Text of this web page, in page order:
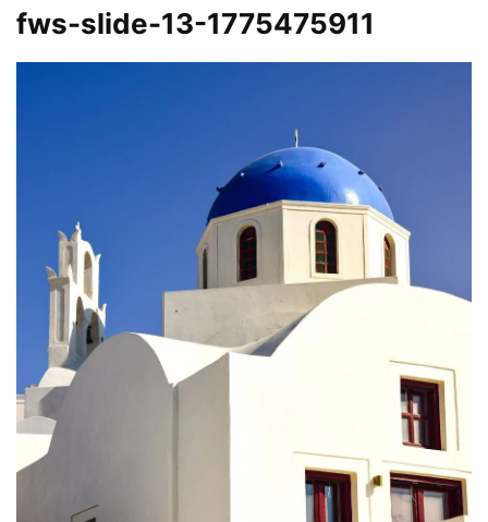
fws-slide-13-1775475911